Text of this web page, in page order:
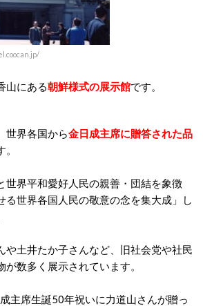
山にある朝鮮様式の展示館です。
世界各国から金日成主席に贈答された品
世界平和愛好人民の親善・団結を象徴
る世界各国人民の敬意の念を集大成」し
や土井たか子さんなど、旧社会党や社民
数多く展示されています。
主席生誕50年祝いに力道山さんが贈っ